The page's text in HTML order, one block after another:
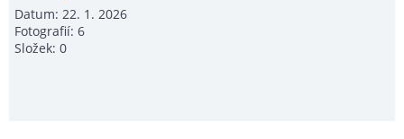
Datum:22. 1. 2026
Fotografií:6
Složek:0